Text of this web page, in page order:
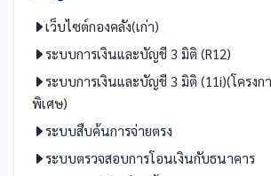
เว็บไซต์กองคลัง(เก่า)
ระบบการเงินและบัญชี 3 มิติ (R12)
ระบบการเงินและบัญชี 3 มิติ (11i)(โครงก
พิเศษ)
ระบบสืบค้นการจ่ายตรง
ระบบตรวจสอบการโอนเงินกับธนาคาร